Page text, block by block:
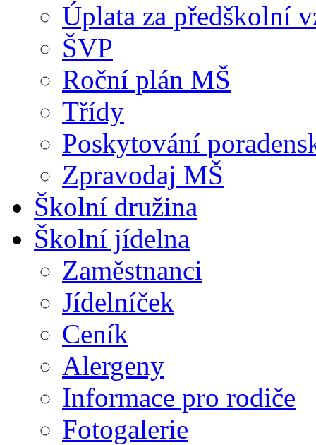
Úplata za předškolní
ŠVP
Roční plán MŠ
Třídy
Poskytování
Zpravodaj MŠ
Školní družina
Školní jídelna
Zaměstnanci
Jídelníček
Ceník
Alergeny
Informace pro rodiče
Fotogalerie